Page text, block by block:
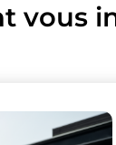
vous